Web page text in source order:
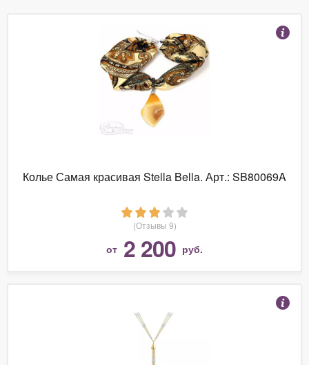
Колье Самая красивая Stella Bella. Арт.: SB80069A
(Отзывы 9)
от 2 200 руб.